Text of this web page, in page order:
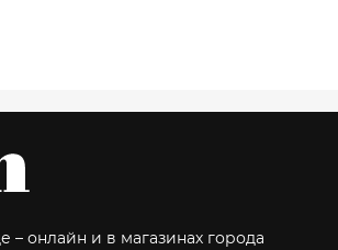
– онлайн и в магазинах города